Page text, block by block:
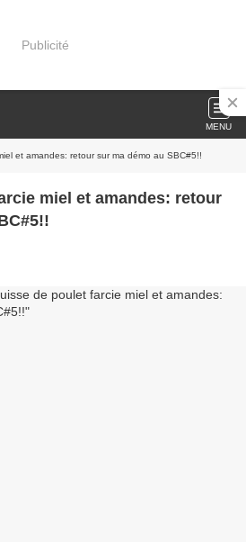
Publicité
MENU
et amandes: retour sur ma démo au SBC#5!!
miel et amandes: retour